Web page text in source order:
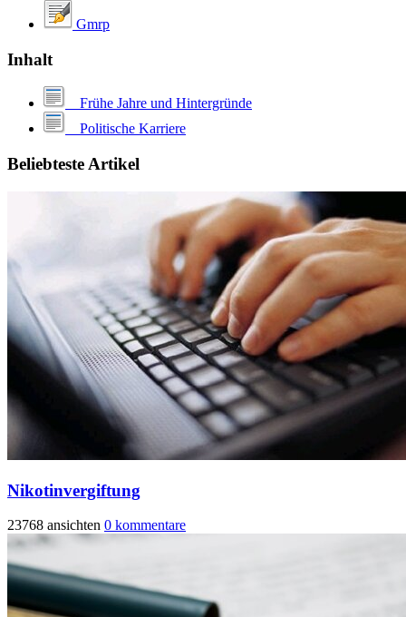
Gmrp
Inhalt
Frühe Jahre und Hintergründe
Politische Karriere
Beliebteste Artikel
Nikotinvergiftung
23768 ansichten 0 kommentare